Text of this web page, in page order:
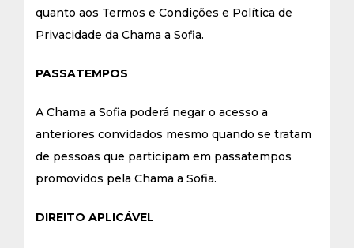
quanto aos Termos e Condições e Política de
Privacidade da Chama a Sofia.
PASSATEMPOS
A Chama a Sofia poderá negar o acesso a
anteriores convidados mesmo quando se tratam
de pessoas que participam em passatempos
promovidos pela Chama a Sofia.
DIREITO APLICÁVEL